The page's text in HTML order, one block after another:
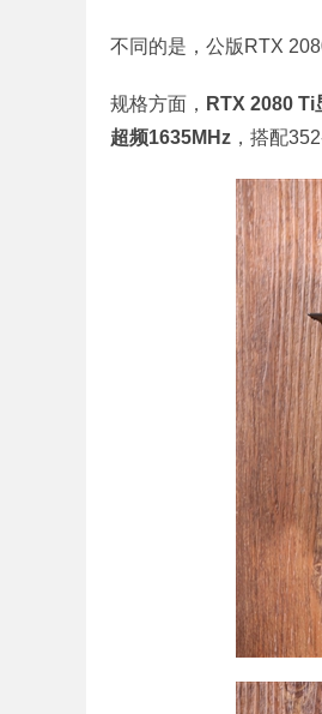
不同的是，公版RTX
规格方面， RTX 2080
超频1635MHz ，搭配